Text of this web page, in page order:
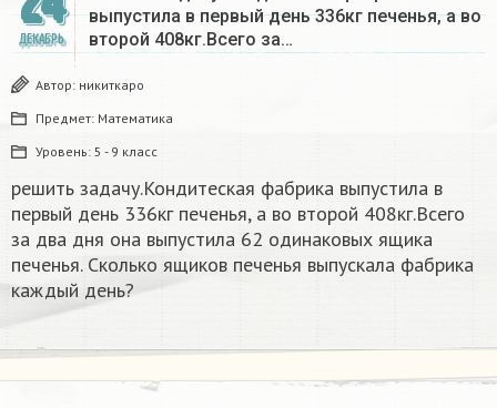
ДЕКАБРЬ
выпустила в первый день 336кг печенья, а во
второй 408кг.Всего за…
Автор: никиткаро
Предмет: Математика
Уровень: 5 - 9 класс
решить задачу.Кондитеская фабрика выпустила в
первый день 336кг печенья, а во второй 408кг.Всего
за два дня она выпустила 62 одинаковых ящика
печенья. Сколько ящиков печенья выпускала фабрика
каждый день?